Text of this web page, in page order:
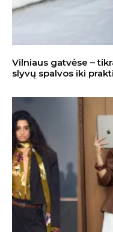
Vilniaus gatvėse –
slyvų spalvos iki